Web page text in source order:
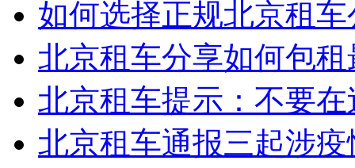
如何选择正规北京租车
北京租车分享如何包
北京租车提示：不要
北京租车通报三起涉